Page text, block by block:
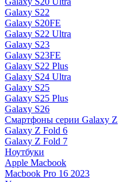
Galaxy S22
Galaxy S20FE
Galaxy S22 Ultra
Galaxy S23
Galaxy S23FE
Galaxy S22 Plus
Galaxy S24 Ultra
Galaxy S25
Galaxy S25 Plus
Galaxy S26
Смартфоны серии Galaxy Z
Galaxy Z Fold 6
Galaxy Z Fold 7
Ноутбуки
Apple Macbook
Macbook Pro 16 2023